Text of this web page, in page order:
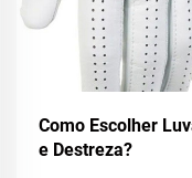
Como Escolher
e Destreza?